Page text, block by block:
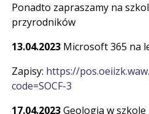
Ponadto zapraszamy na
przyrodników
13.04.2023 Microsoft 365 na
Zapisy: https://
code=SOCF-3
17.04.2023Geologia w szkole